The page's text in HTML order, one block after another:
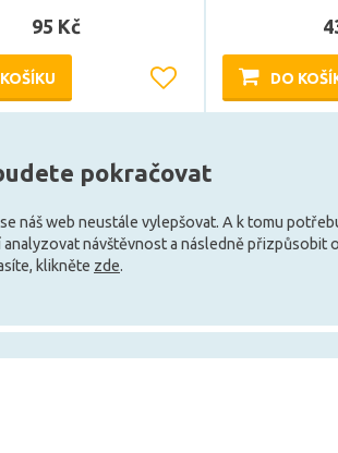
95 Kč
DO
pokračovat
náš web neustále vylepšovat. A k tomu
analyzovat návštěvnost a následně přizpůsobit
klikněte zde.